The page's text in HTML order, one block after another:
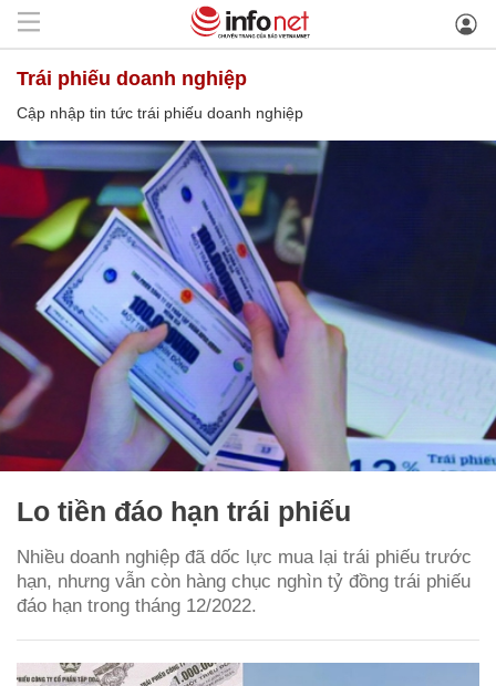
trái phiếu doanh nghiệp
Cập nhập tin tức trái phiếu doanh nghiệp
Lo tiền đáo hạn trái phiếu
Nhiều doanh nghiệp đã dốc lực mua lại trái phiếu trước
hạn, nhưng vẫn còn hàng chục nghìn tỷ đồng trái phiếu
đáo hạn trong tháng 12/2022.